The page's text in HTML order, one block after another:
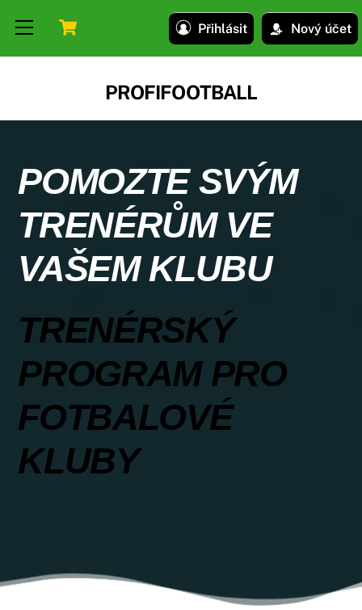
Přihlásit Nový účet
Menu
PROFIFOOTBALL
POMOZTE SVÝM
TRENÉRŮM VE
VAŠEM KLUBU
TRENÉRSKÝ
PROGRAM PRO
FOTBALOVÉ
KLUBY